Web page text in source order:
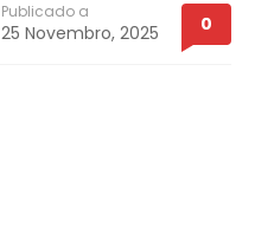
Publicado a
25 Novembro, 2025 0